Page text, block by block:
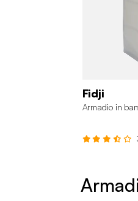
Fidji
Armadio in